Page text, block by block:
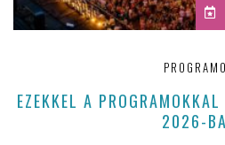
EZEKKEL A
2026-